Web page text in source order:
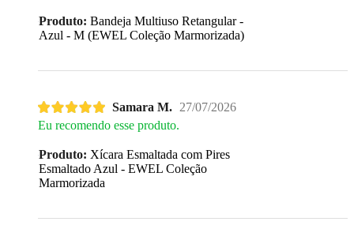
Produto: Bandeja Multiuso Retangular -
Azul - M (EWEL Coleção Marmorizada)
Samara M. 27/07/2026
Eu recomendo esse produto.
Produto: Xícara Esmaltada com Pires
Esmaltado Azul - EWEL Coleção
Marmorizada